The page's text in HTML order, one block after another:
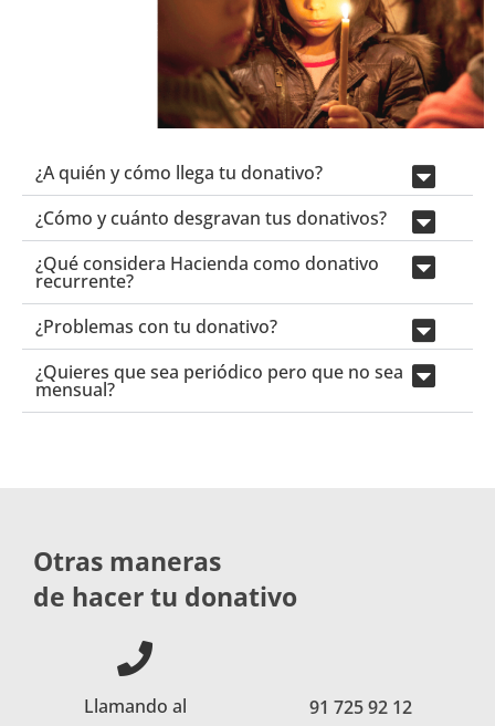
¿A quién y cómo llega tu donativo?
¿Cómo y cuánto desgravan tus donativos?
¿Qué considera Hacienda como donativo
recurrente?
¿Problemas con tu donativo?
¿Quieres que sea periódico pero que no sea
mensual?
Otras maneras
de hacer tu donativo
Llamando al 91 725 92 12